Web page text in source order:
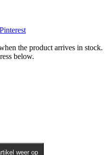
Pinterest
the product arrives in stock.
below.
weer op